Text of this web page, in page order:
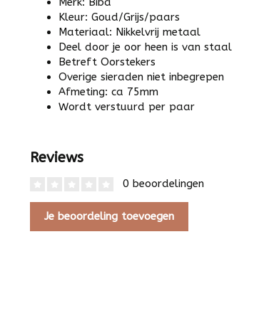
Kleur: Goud/Grijs/paars
Materiaal: Nikkelvrij metaal
Deel door je oor heen is van staal
Betreft Oorstekers
Overige sieraden niet inbegrepen
Afmeting: ca 75mm
Wordt verstuurd per paar
Reviews
0 beoordelingen
Je beoordeling toevoegen